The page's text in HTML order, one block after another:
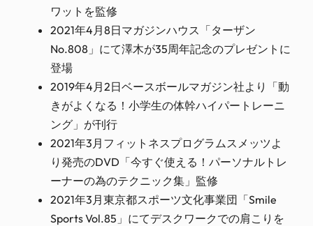
ワットを監修
2021年4月8日マガジンハウス「ターザン
No.808」にて澤木が35周年記念のプレゼントに
登場
2019年4月2日ベースボールマガジン社より「動
きがよくなる！小学生の体幹ハイパートレーニ
ング」が刊行
2021年3月フィットネスプログラムスメッツよ
り発売のDVD「今すぐ使える！パーソナルトレ
ーナーの為のテクニック集」監修
2021年3月東京都スポーツ文化事業団「Smile
Sports Vol.85」にてデスクワークでの肩こりを